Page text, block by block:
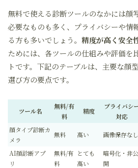
無料で使える診断ツールのなかには顔
必要なものも多く、プライバシーや情
る方も多いでしょう。 精度が高く安全
ためには、各ツールの仕組みや評価を
トです。下記のテーブルは、主要な顔
選び方の要点です。
ツール名
無料/有
料
精度
プライバシ
対応
顔タイプ診断カ
メラ
無料 高い 画像保存なし
AI顔診断アプ
リ
無料/有
料
とても
高い
暗号化・非公
開